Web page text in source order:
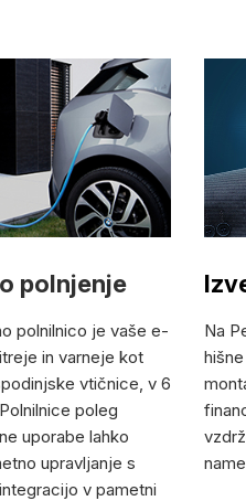
polnjenje
polnilnico je vaše e-
in varneje kot
vtičnice, v 6
poleg
uporabe lahko
upravljanje s
v pametni
Na